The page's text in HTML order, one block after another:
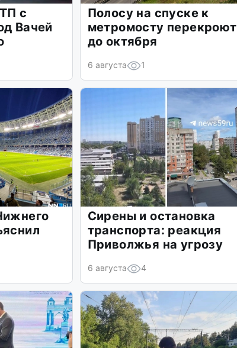
с
Вачей
Полосу на спуске к
метромосту перекроют
до октября
6 августа 1
Сирены и остановка
транспорта: реакция
Приволжья на угрозу
6 августа 4